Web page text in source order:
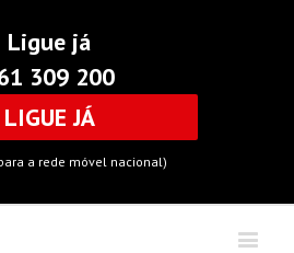
Ligue já
309 200
LIGUE JÁ
a rede móvel nacional)